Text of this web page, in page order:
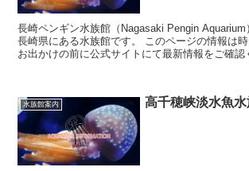
長崎ペンギン水族館（Nagasaki Pengin
長崎県にある水族館です。 このページの情報は時
お出かけの前に公式サイトにて最新情報をご確認
水族館案内 高千穂峡淡水魚